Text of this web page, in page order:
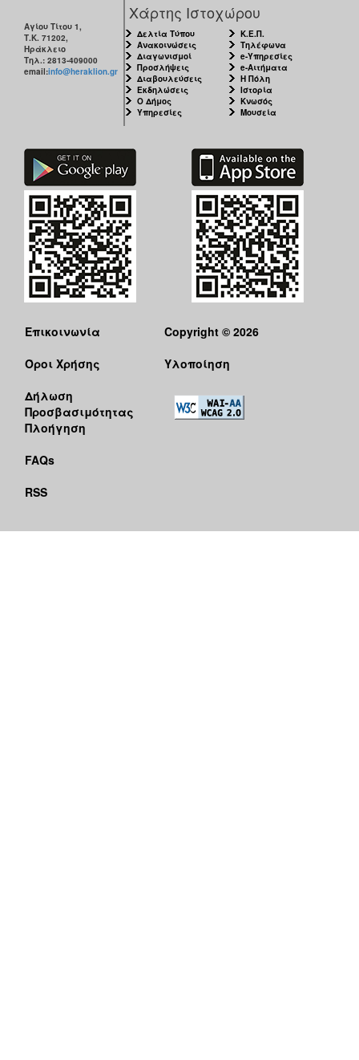
Αγίου Τίτου 1,
Τ.Κ. 71202,
Ηράκλειο
Τηλ.: 2813-409000
email:info@heraklion.gr
Χάρτης Ιστοχώρου
Δελτία Τύπου
Ανακοινώσεις
Διαγωνισμοί
Προσλήψεις
Διαβουλεύσεις
Εκδηλώσεις
Ο Δήμος
Υπηρεσίες
Κ.Ε.Π.
Τηλέφωνα
e-Υπηρεσίες
e-Αιτήματα
Η Πόλη
Ιστορία
Κνωσός
Μουσεία
Επικοινωνία
Όροι Χρήσης
Δήλωση
Προσβασιμότητας
Πλοήγηση
FAQs
RSS
Copyright © 2026
Υλοποίηση